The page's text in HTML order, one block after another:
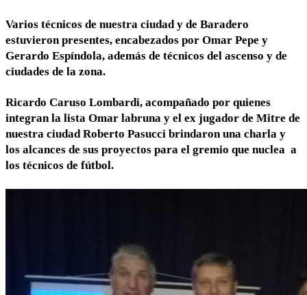
Varios técnicos de nuestra ciudad y de Baradero
estuvieron presentes, encabezados por Omar Pepe y
Gerardo Espíndola, además de técnicos del ascenso y de
ciudades de la zona.
Ricardo Caruso Lombardi, acompañado por quienes
integran la lista Omar labruna y el ex jugador de Mitre de
nuestra ciudad Roberto Pasucci brindaron una charla y
los alcances de sus proyectos para el gremio que nuclea a
los técnicos de fútbol.